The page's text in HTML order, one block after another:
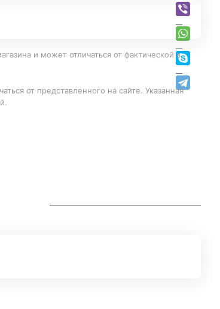
и может отличаться от фактической в
от представленного на сайте. Указанная